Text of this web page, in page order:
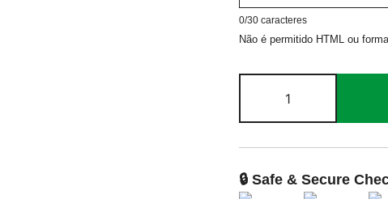
0/30 caracteres
Não é permitido HTML ou
de
Tartaruga
Encantada
🔒 Safe & Secure